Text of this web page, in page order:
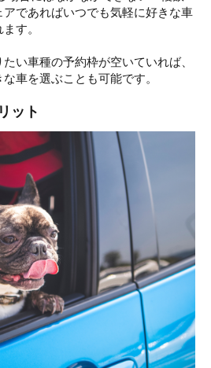
であればいつでも気軽に好きな車
す。
い車種の予約枠が空いていれば、
車を選ぶことも可能です。
ット